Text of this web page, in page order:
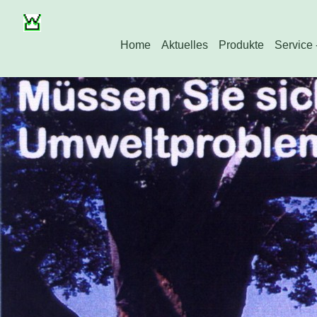
Home Aktuelles Produkte Service